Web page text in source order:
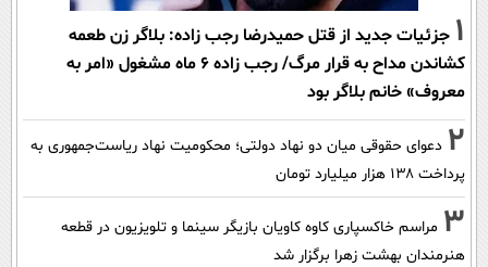
1 جزئیات جدید از قتل حمیدرضا رجب زاده: بلاگر زن طعمه
کشاندن مداح به قرار مرگ/ رجب زاده 6 ماه مشغول «امر به
معروف» خانم بلاگر بود
2 دعوای حقوقی میان دو نهاد دولتی؛ محکومیت نهاد ریاست‌جمهوری به
پرداخت ۱۳۸ هزار میلیارد تومان
3 مراسم خاکسپاری کاوه کاویان بازیگر سینما و تلویزیون در قطعه
هنرمندان بهشت زهرا برگزار شد